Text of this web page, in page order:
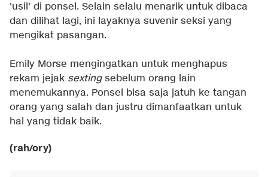
'usil' di ponsel. Selain selalu menarik untuk dibaca
dan dilihat lagi, ini layaknya suvenir seksi yang
mengikat pasangan.
Emily Morse mengingatkan untuk menghapus
rekam jejak sextingsebelum orang lain
menemukannya. Ponsel bisa saja jatuh ke tangan
orang yang salah dan justru dimanfaatkan untuk
hal yang tidak baik.
(rah/ory)